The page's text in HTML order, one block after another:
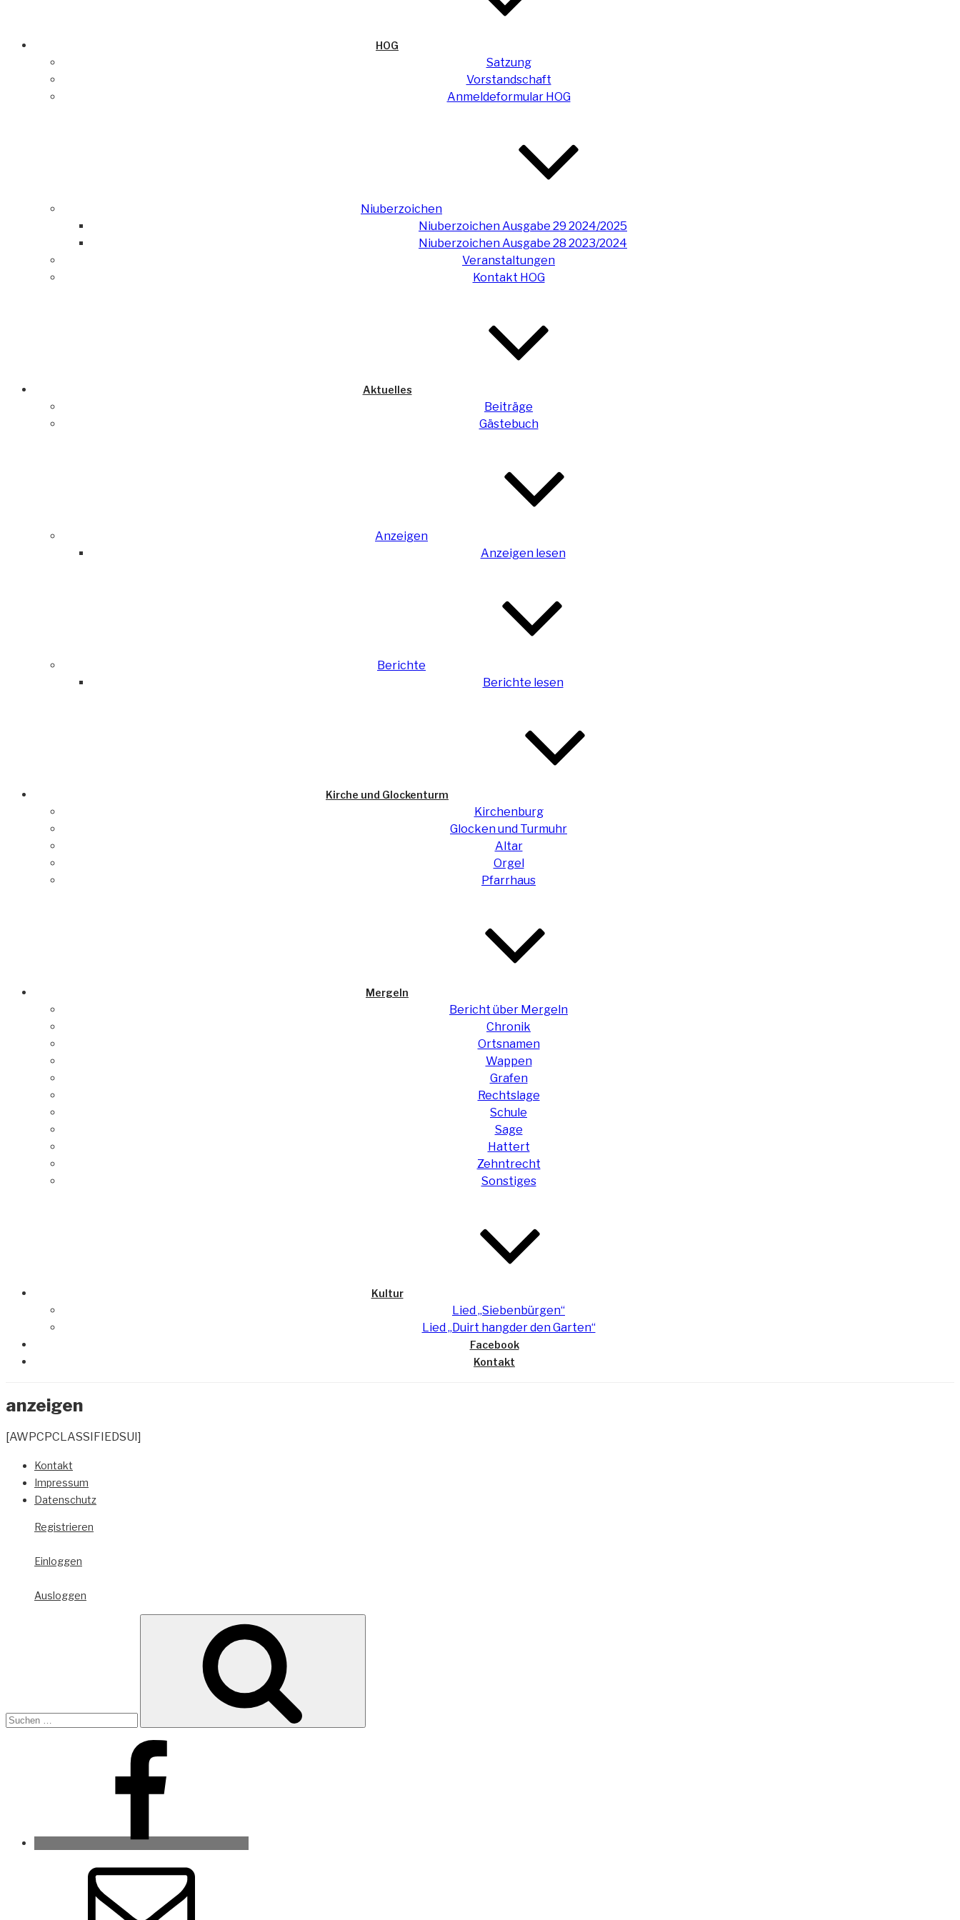
HOG
Satzung
Vorstandschaft
Anmeldeformular HOG
Niuberzoichen
Niuberzoichen Ausgabe 29 2024/2025
Niuberzoichen Ausgabe 28 2023/2024
Veranstaltungen
Kontakt HOG
Aktuelles
Beiträge
Gästebuch
Anzeigen
Anzeigen lesen
Berichte
Berichte lesen
Kirche und Glockenturm
Kirchenburg
Glocken und Turmuhr
Altar
Orgel
Pfarrhaus
Mergeln
Bericht über Mergeln
Chronik
Ortsnamen
Wappen
Grafen
Rechtslage
Schule
Sage
Hattert
Zehntrecht
Sonstiges
Kultur
Lied „Siebenbürgen“
Lied „Duirt hangder den Garten“
Facebook
Kontakt
anzeigen
[AWPCPCLASSIFIEDSUI]
Kontakt
Impressum
Datenschutz
Registrieren
Einloggen
Ausloggen